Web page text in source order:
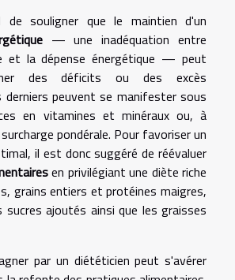
de souligner que le maintien d'un
— une inadéquation entre
et la dépense énergétique — peut
des déficits ou des excès
derniers peuvent se manifester sous
en vitamines et minéraux ou, à
pondérale. Pour favoriser un
il est donc suggéré de réévaluer
en privilégiant une diète riche
grains entiers et protéines maigres,
ajoutés ainsi que les graisses
par un diététicien peut s'avérer